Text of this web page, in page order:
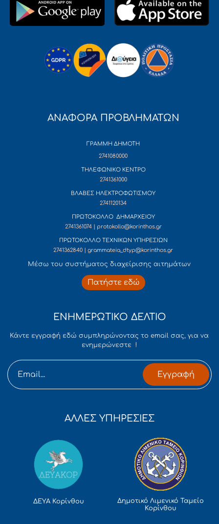
ΑΝΑΦΟΡΑ ΠΡΟΒΛΗΜΑΤΩΝ
ΓΡΑΜΜΗ ΔΗΜΟΤΗ
2741080000
ΤΗΛΕΦΩΝΙΚΟ ΚΕΝΤΡΟ
2741361000
ΒΛΑΒΕΣ ΗΛΕΚΤΡΟΦΩΤΙΣΜΟΥ
2741120134
ΠΡΩΤΟΚΟΛΛΟ ΔΗΜΑΡΧΕΙΟΥ
2741361074 | protokollo@korinthos.gr
ΠΡΩΤΟΚΟΛΛΟ ΤΕΧΝΙΚΩΝ ΥΠΗΡΕΣΙΩΝ
2741362840 | grammateia_dtyp@korinthos.gr
Mέσω του συστήματος διαχείρισης αιτημάτων
Πατήστε εδώ
ΕΝΗΜΕΡΩΤΙΚΟ ΔΕΛΤΙΟ
Κάντε εγγραφή εδώ συμπληρώνοντας το email σας, για να
ενημερώνεστε !
Εγγραφή
ΑΛΛΕΣ ΥΠΗΡΕΣΙΕΣ
ΔΕΥΑ Κορίνθου
Δημοτικό Λιμενικό Ταμείο
Κορίνθου